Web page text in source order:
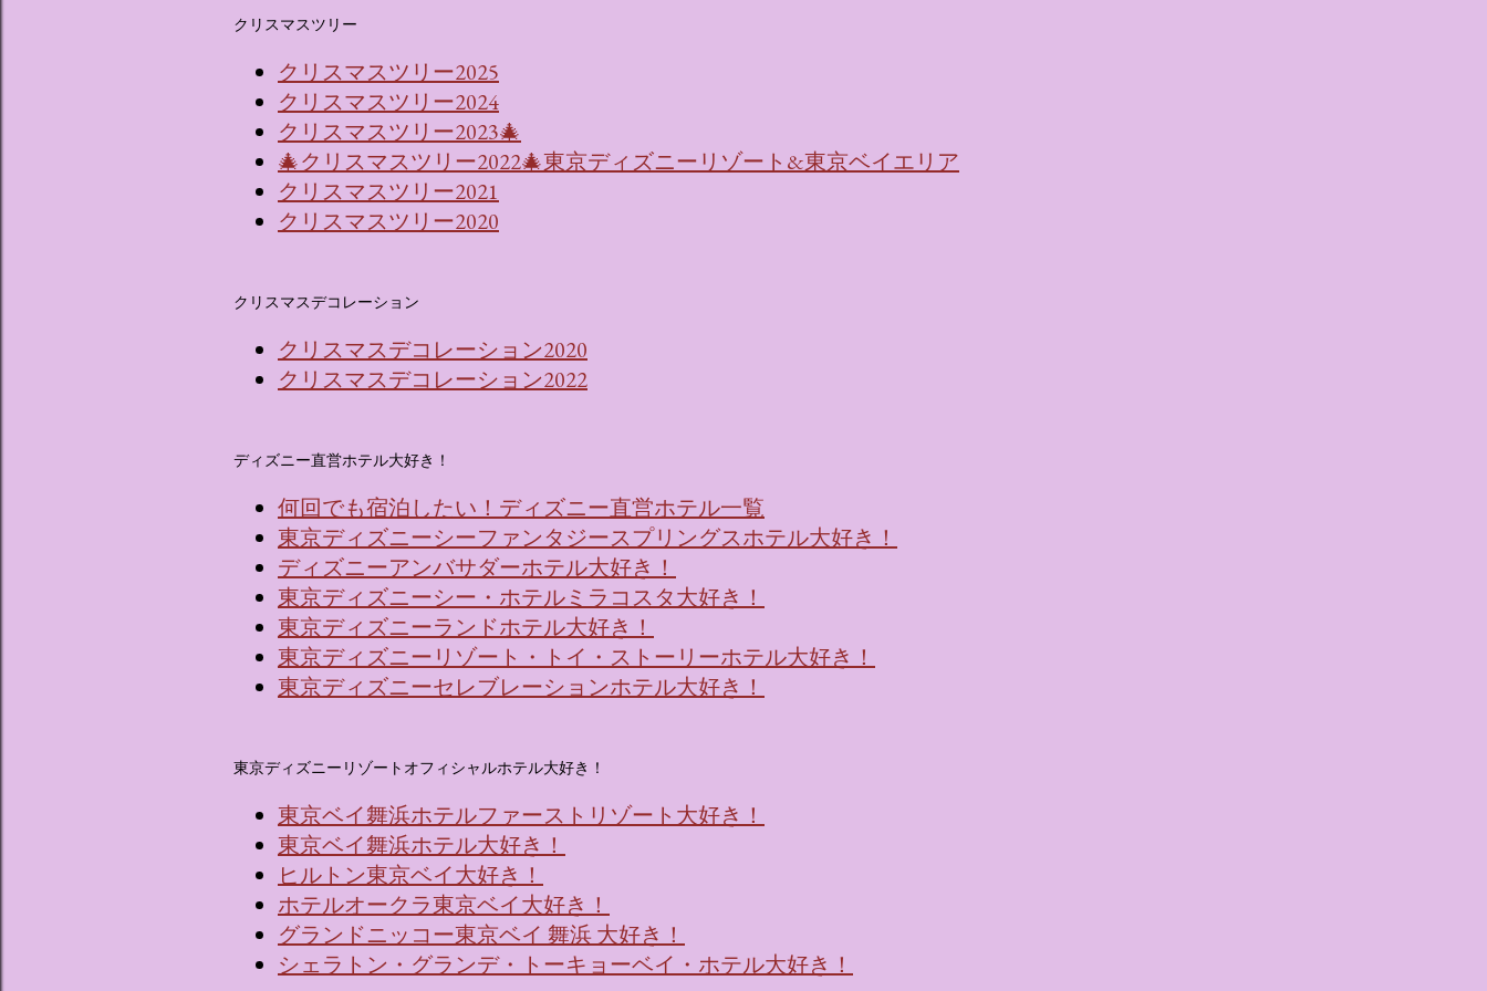
クリスマスツリー
クリスマスツリー2025
クリスマスツリー2024
クリスマスツリー2023🎄
🎄クリスマスツリー2022🎄東京ディズニーリゾート&東京ベイエリア
クリスマスツリー2021
クリスマスツリー2020
クリスマスデコレーション
クリスマスデコレーション2020
クリスマスデコレーション2022
ディズニー直営ホテル大好き！
何回でも宿泊したい！ディズニー直営ホテル一覧
東京ディズニーシーファンタジースプリングスホテル大好き！
ディズニーアンバサダーホテル大好き！
東京ディズニーシー・ホテルミラコスタ大好き！
東京ディズニーランドホテル大好き！
東京ディズニーリゾート・トイ・ストーリーホテル大好き！
東京ディズニーセレブレーションホテル大好き！
東京ディズニーリゾートオフィシャルホテル大好き！
東京ベイ舞浜ホテルファーストリゾート大好き！
東京ベイ舞浜ホテル大好き！
ヒルトン東京ベイ大好き！
ホテルオークラ東京ベイ大好き！
グランドニッコー東京ベイ 舞浜 大好き！
シェラトン・グランデ・トーキョーベイ・ホテル大好き！